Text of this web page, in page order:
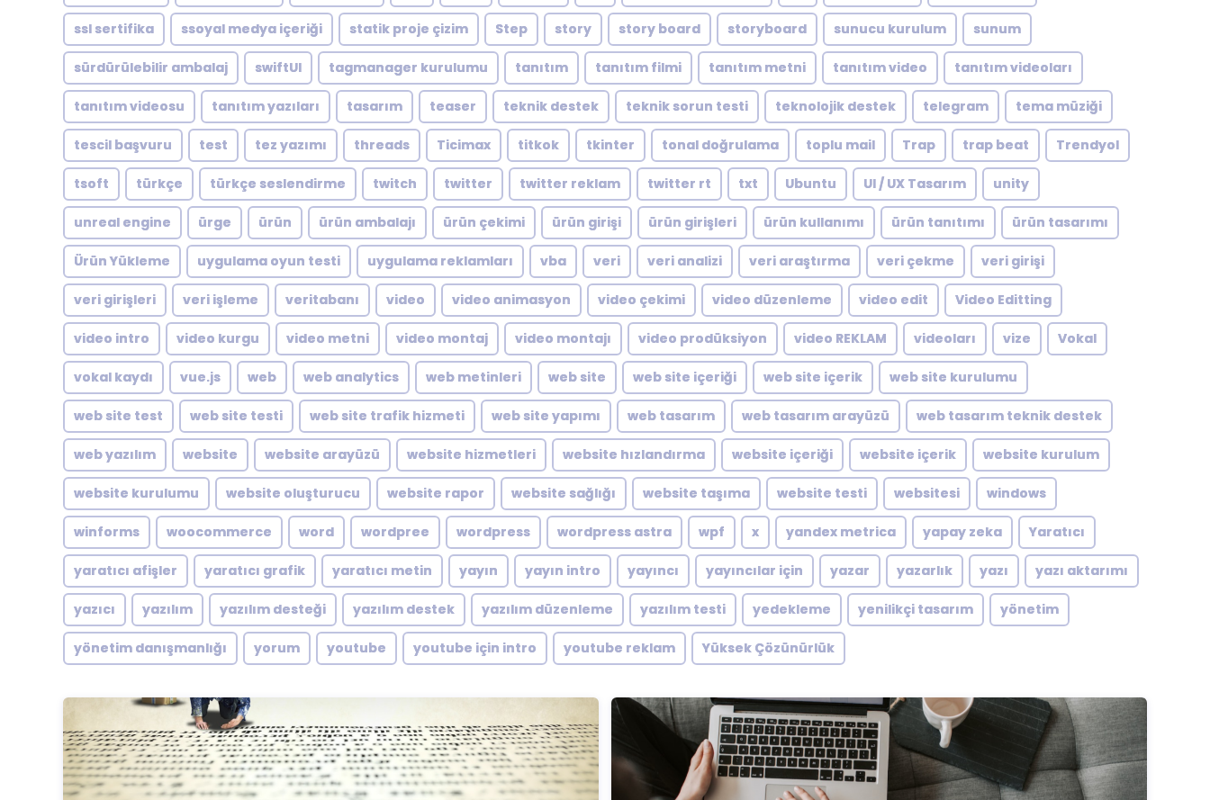
ssl sertifika ssoyal medya içeriği statik proje çizim Step story story board storyboard sunucu kurulum sunum
sürdürülebilir ambalaj swiftUI tagmanager kurulumu tanıtım tanıtım filmi tanıtım metni tanıtım video tanıtım videoları
tanıtım videosu tanıtım yazıları tasarım teaser teknik destek teknik sorun testi teknolojik destek telegram tema müziği
tescil başvuru test tez yazımı threads Ticimax titkok tkinter tonal doğrulama toplu mail Trap trap beat Trendyol
tsoft türkçe türkçe seslendirme twitch twitter twitter reklam twitter rt txt Ubuntu UI / UX Tasarım unity
unreal engine ürge ürün ürün ambalajı ürün çekimi ürün girişi ürün girişleri ürün kullanımı ürün tanıtımı ürün tasarımı
Ürün Yükleme uygulama oyun testi uygulama reklamları vba veri veri analizi veri araştırma veri çekme veri girişi
veri girişleri veri işleme veritabanı video video animasyon video çekimi video düzenleme video edit Video Editting
video intro video kurgu video metni video montaj video montajı video prodüksiyon video REKLAM videoları vize Vokal
vokal kaydı vue.js web web analytics web metinleri web site web site içeriği web site içerik web site kurulumu
web site test web site testi web site trafik hizmeti web site yapımı web tasarım web tasarım arayüzü web tasarım teknik destek
web yazılım website website arayüzü website hizmetleri website hızlandırma website içeriği website içerik website kurulum
website kurulumu website oluşturucu website rapor website sağlığı website taşıma website testi websitesi windows
winforms woocommerce word wordpree wordpress wordpress astra wpf x yandex metrica yapay zeka Yaratıcı
yaratıcı afişler yaratıcı grafik yaratıcı metin yayın yayın intro yayıncı yayıncılar için yazar yazarlık yazı yazı aktarımı
yazıcı yazılım yazılım desteği yazılım destek yazılım düzenleme yazılım testi yedekleme yenilikçi tasarım yönetim
yönetim danışmanlığı yorum youtube youtube için intro youtube reklam Yüksek Çözünürlük